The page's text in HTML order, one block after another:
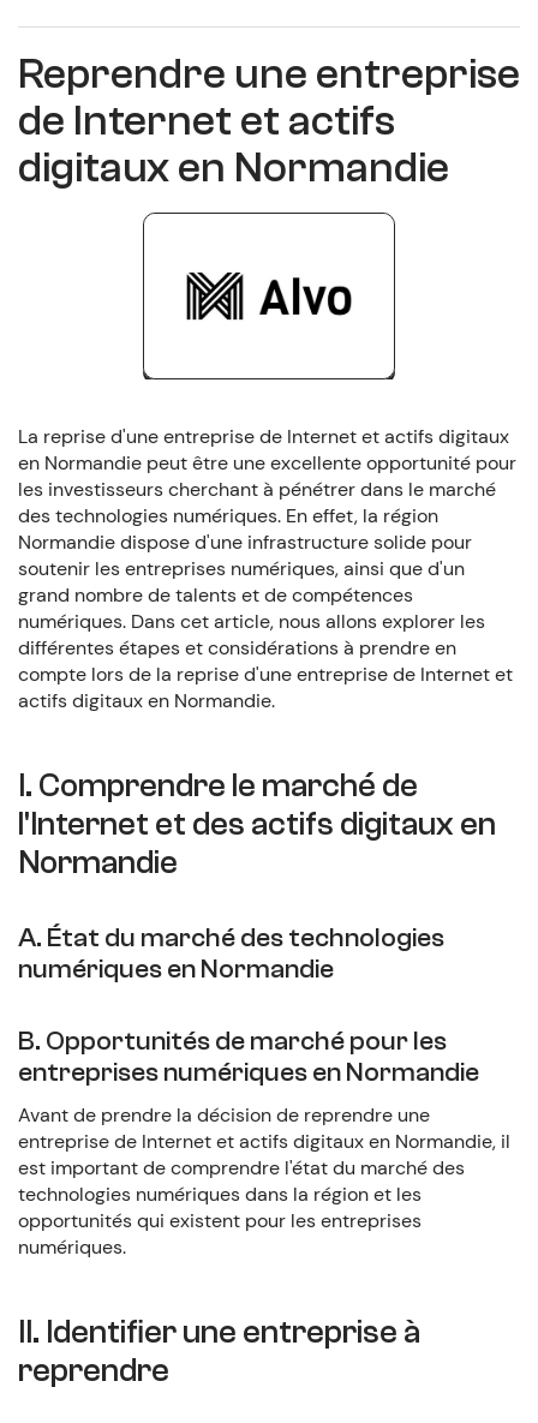
Reprendre une entreprise
de Internet et actifs
digitaux en Normandie
La reprise d'une entreprise de Internet et actifs digitaux
en Normandie peut être une excellente opportunité pour
les investisseurs cherchant à pénétrer dans le marché
des technologies numériques. En effet, la région
Normandie dispose d'une infrastructure solide pour
soutenir les entreprises numériques, ainsi que d'un
grand nombre de talents et de compétences
numériques. Dans cet article, nous allons explorer les
différentes étapes et considérations à prendre en
compte lors de la reprise d'une entreprise de Internet et
actifs digitaux en Normandie.
I. Comprendre le marché de
l'Internet et des actifs digitaux en
Normandie
A. État du marché des technologies
numériques en Normandie
B. Opportunités de marché pour les
entreprises numériques en Normandie
Avant de prendre la décision de reprendre une
entreprise de Internet et actifs digitaux en Normandie, il
est important de comprendre l'état du marché des
technologies numériques dans la région et les
opportunités qui existent pour les entreprises
numériques.
II. Identifier une entreprise à
reprendre